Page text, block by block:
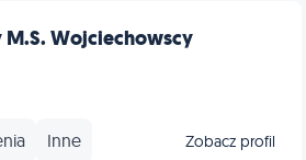
Wojciechowscy
Inne Zobacz profil